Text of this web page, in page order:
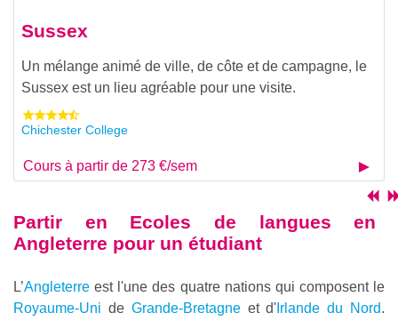
Sussex
Un mélange animé de ville, de côte et de campagne, le
Sussex est un lieu agréable pour une visite.
Chichester College
Cours à partir de 273 €/sem
Partir en Ecoles de langues en
Angleterre pour un étudiant
L’Angleterre est l'une des quatre nations qui composent le
Royaume-Uni de Grande-Bretagneet d' Irlande du Nord.